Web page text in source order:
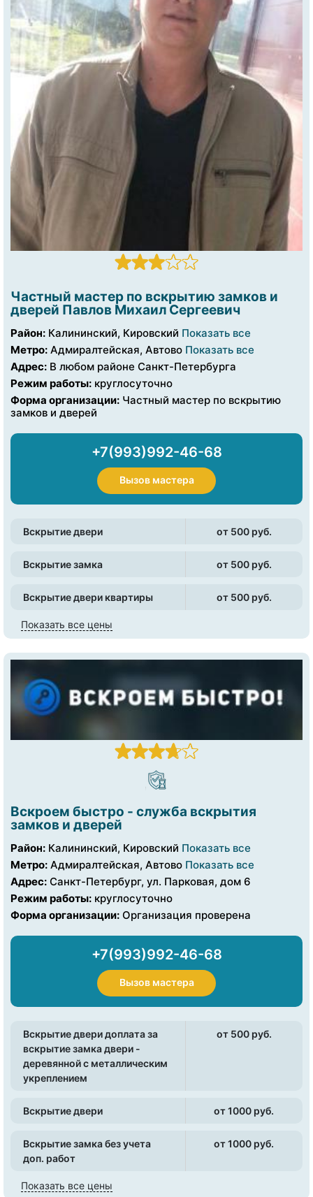
Частный мастер по вскрытию замков и
дверей Павлов Михаил Сергеевич
Район: Калининский, Кировский Показать все
Метро: Адмиралтейская, Автово Показать все
Адрес: В любом районе Санкт-Петербурга
Режим работы: круглосуточно
Форма организации: Частный мастер по вскрытию
замков и дверей
+7(993)992-46-68
Вызов мастера
Вскрытие двери от 500 pуб.
Вскрытие замка от 500 pуб.
Вскрытие двери квартиры от 500 pуб.
Показать все цены
Вскроем быстро - служба вскрытия
замков и дверей
Район: Калининский, Кировский Показать все
Метро: Адмиралтейская, Автово Показать все
Адрес: Санкт-Петербург, ул. Парковая, дом 6
Режим работы: круглосуточно
Форма организации: Организация проверена
+7(993)992-46-68
Вызов мастера
Вскрытие двери доплата за
вскрытие замка двери -
деревянной с металлическим
укреплением
от 500 pуб.
Вскрытие двери от 1000 pуб.
Вскрытие замка без учета
доп. работ
от 1000 pуб.
Показать все цены